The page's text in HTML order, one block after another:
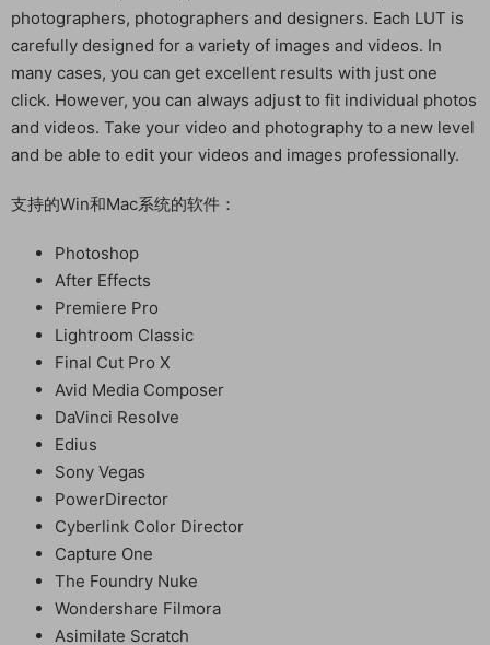
photographers, photographers and designers. Each LUT is
carefully designed for a variety of images and videos. In
many cases, you can get excellent results with just one
click. However, you can always adjust to fit individual photos
and videos. Take your video and photography to a new level
and be able to edit your videos and images professionally.
支持的Win和Mac系统的软件：
Photoshop
After Effects
Premiere Pro
Lightroom Classic
Final Cut Pro X
Avid Media Composer
DaVinci Resolve
Edius
Sony Vegas
PowerDirector
Cyberlink Color Director
Capture One
The Foundry Nuke
Wondershare Filmora
Asimilate Scratch